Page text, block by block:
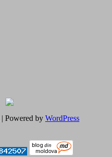
| Powered by WordPress